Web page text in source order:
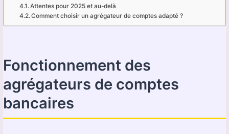
Attentes pour 2025 et au-delà
Comment choisir un agrégateur de comptes adapté ?
Fonctionnement des
agrégateurs de comptes
bancaires